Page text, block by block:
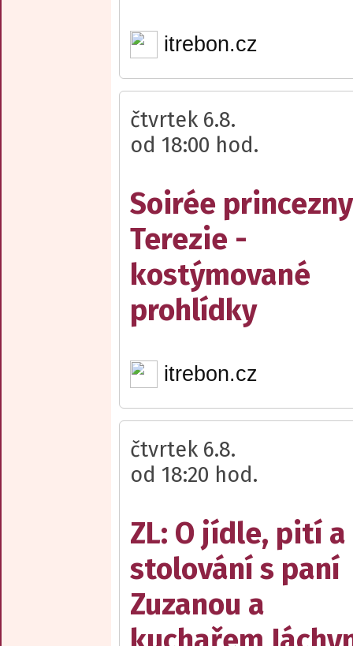
itrebon.cz
čtvrtek 6.8.
od 18:00 hod.
Soirée princezny
Terezie -
kostýmované
prohlídky
itrebon.cz
čtvrtek 6.8.
od 18:20 hod.
ZL: O jídle, pití a
stolování s paní
Zuzanou a